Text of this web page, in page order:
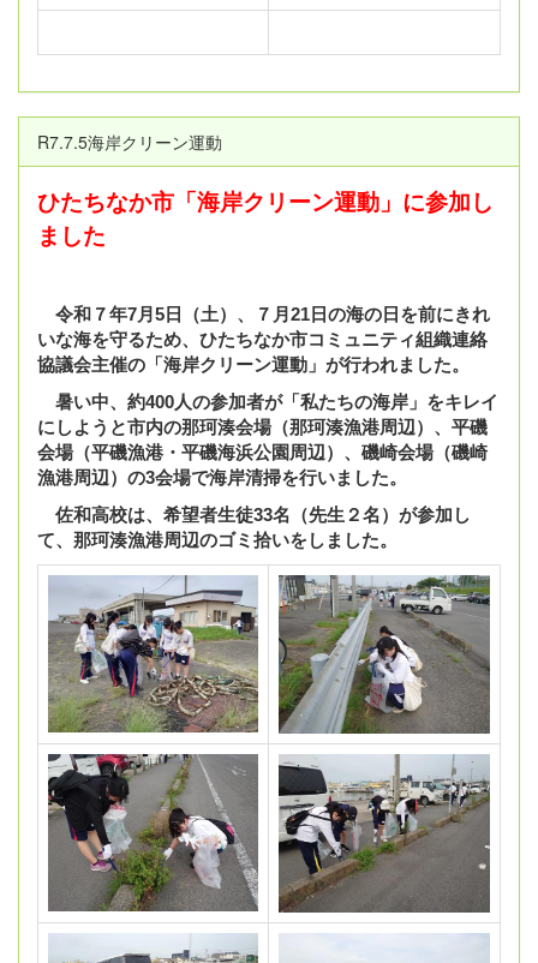
R7.7.5海岸クリーン運動
ひたちなか市「海岸クリーン運動」に参加し
ました
令和７年7月5日（土）、７月21日の海の日を前にきれ
いな海を守るため、ひたちなか市コミュニティ組織連絡
協議会主催の「海岸クリーン運動」が行われました。
暑い中、約400人の参加者が「私たちの海岸」をキレイ
にしようと市内の那珂湊会場（那珂湊漁港周辺）、平磯
会場（平磯漁港・平磯海浜公園周辺）、磯崎会場（磯崎
漁港周辺）の3会場で海岸清掃を行いました。
佐和高校は、希望者生徒33名（先生２名）が参加し
て、那珂湊漁港周辺のゴミ拾いをしました。